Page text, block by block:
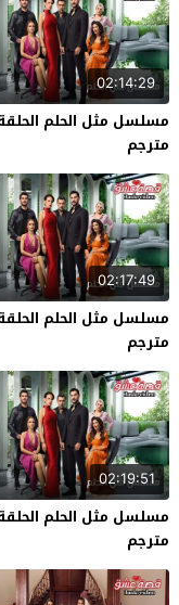
02:14:29
مترجم
02:17:49
مترجم
02:19:51
مترجم